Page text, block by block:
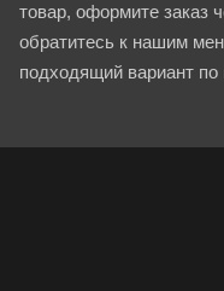
товар, оформите заказ
обратитесь к нашим
подходящий вариант